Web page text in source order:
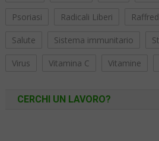
Psoriasi Radicali Liberi
Salute Sistema immunitario
Virus Vitamina C Vitamine
CERCHI UN LAVORO?